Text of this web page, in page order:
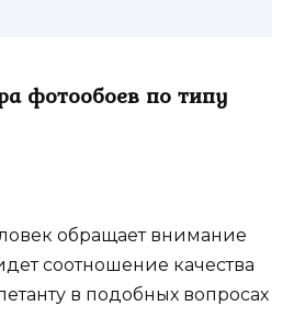
фотообоев по типу
обращает внимание
соотношение качества
в подобных вопросах